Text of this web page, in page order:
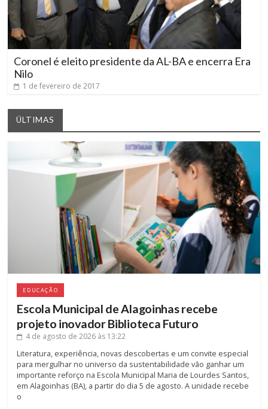
Coronel é eleito presidente da AL-BA e encerra Era
Nilo
1 de fevereiro de 2017
ÚLTIMAS
EDUCAÇÃO
Escola Municipal de Alagoinhas recebe
projeto inovador Biblioteca Futuro
4 de agosto de 2026 às 13:22
Literatura, experiência, novas descobertas e um convite especial
para mergulhar no universo da sustentabilidade vão ganhar um
importante reforço na Escola Municipal Maria de Lourdes Santos,
em Alagoinhas (BA), a partir do dia 5 de agosto. A unidade recebe
o